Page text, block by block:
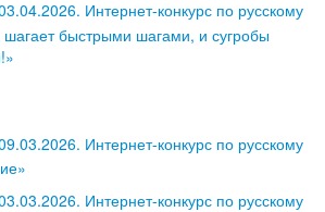
Интернет-конкурс по русскому
быстрыми шагами, и сугробы
Интернет-конкурс по русскому
Интернет-конкурс по русскому